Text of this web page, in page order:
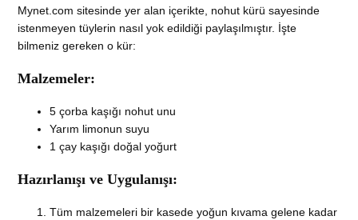
Mynet.com sitesinde yer alan içerikte, nohut kürü sayesinde
istenmeyen tüylerin nasıl yok edildiği paylaşılmıştır. İşte
bilmeniz gereken o kür:
Malzemeler:
5 çorba kaşığı nohut unu
Yarım limonun suyu
1 çay kaşığı doğal yoğurt
Hazırlanışı ve Uygulanışı:
Tüm malzemeleri bir kasede yoğun kıvama gelene kadar